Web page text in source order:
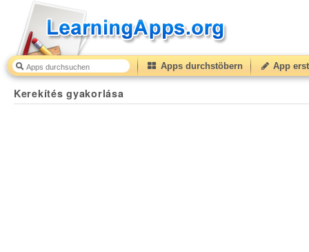
Apps durchstöbern App
Kerekítés gyakorlása
Kerekítés gyakorlása 50(from10to50 ) based on 4